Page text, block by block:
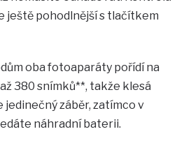
ještě pohodlnější s tlačítkem
oba fotoaparáty pořídí na
380 snímků**, takže klesá
jedinečný záběr, zatímco v
náhradní baterii.